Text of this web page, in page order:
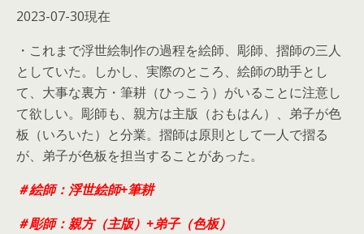
2023-07-30現在
・これまで浮世絵制作の過程を絵師、彫師、摺師の三人
としていた。しかし、実際のところ、絵師の助手とし
て、大事な裏方・筆耕（ひっこう）がいることに注意し
て欲しい。彫師も、親方は主版（おもはん）、弟子が色
板（いろいた）と分業。摺師は原則として一人で摺る
が、弟子が色板を担当することがあった。
＃絵師：浮世絵師+筆耕
＃彫師：親方（主版）+弟子（色板）